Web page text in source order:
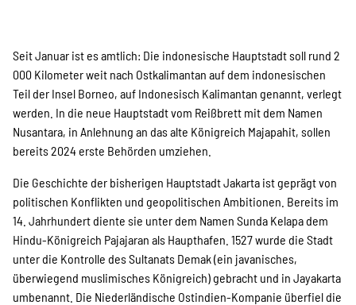
SPENDEN
Über uns
Transparenz
Kontakt
Seit Januar ist es amtlich: Die indonesische Hauptstadt soll rund 2
000 Kilometer weit nach Ostkalimantan auf dem indonesischen
Teil der Insel Borneo, auf Indonesisch Kalimantan genannt, verlegt
werden. In die neue Hauptstadt vom Reißbrett mit dem Namen
Nusantara, in Anlehnung an das alte Königreich Majapahit, sollen
bereits 2024 erste Behörden umziehen.
Die Geschichte der bisherigen Haupt­stadt Jakarta ist geprägt von
politischen Konflikten und geopolitischen Ambitionen. Bereits im
14. Jahrhundert diente sie unter dem Namen Sunda Kelapa dem
Hindu-Königreich Pajajaran als Haupthafen. 1527 wurde die Stadt
unter die Kontrolle des Sultanats Demak (ein javanisches,
überwiegend muslimisches Königreich) gebracht und in Jayakarta
umbenannt. Die Niederländische Ost­indien-Kompanie überfiel die